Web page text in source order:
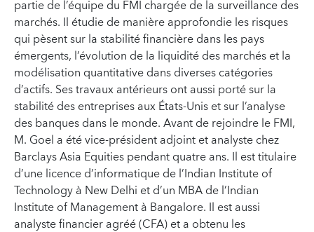
partie de l’équipe du FMI chargée de la surveillance des
marchés. Il étudie de manière approfondie les risques
qui pèsent sur la stabilité financière dans les pays
émergents, l’évolution de la liquidité des marchés et la
modélisation quantitative dans diverses catégories
d’actifs. Ses travaux antérieurs ont aussi porté sur la
stabilité des entreprises aux États-Unis et sur l’analyse
des banques dans le monde. Avant de rejoindre le FMI,
M. Goel a été vice-président adjoint et analyste chez
Barclays Asia Equities pendant quatre ans. Il est titulaire
d’une licence d’informatique de l’Indian Institute of
Technology à New Delhi et d’un MBA de l’Indian
Institute of Management à Bangalore. Il est aussi
analyste financier agréé (CFA) et a obtenu les